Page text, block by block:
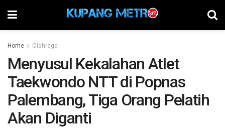
Home Olahraga
Menyusul Kekalahan Atlet
Taekwondo NTT di Popnas
Palembang, Tiga Orang Pelatih
Akan Diganti